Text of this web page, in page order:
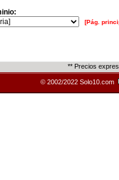
[Pág.
** Precios
© 2002/2022 Solo10.com